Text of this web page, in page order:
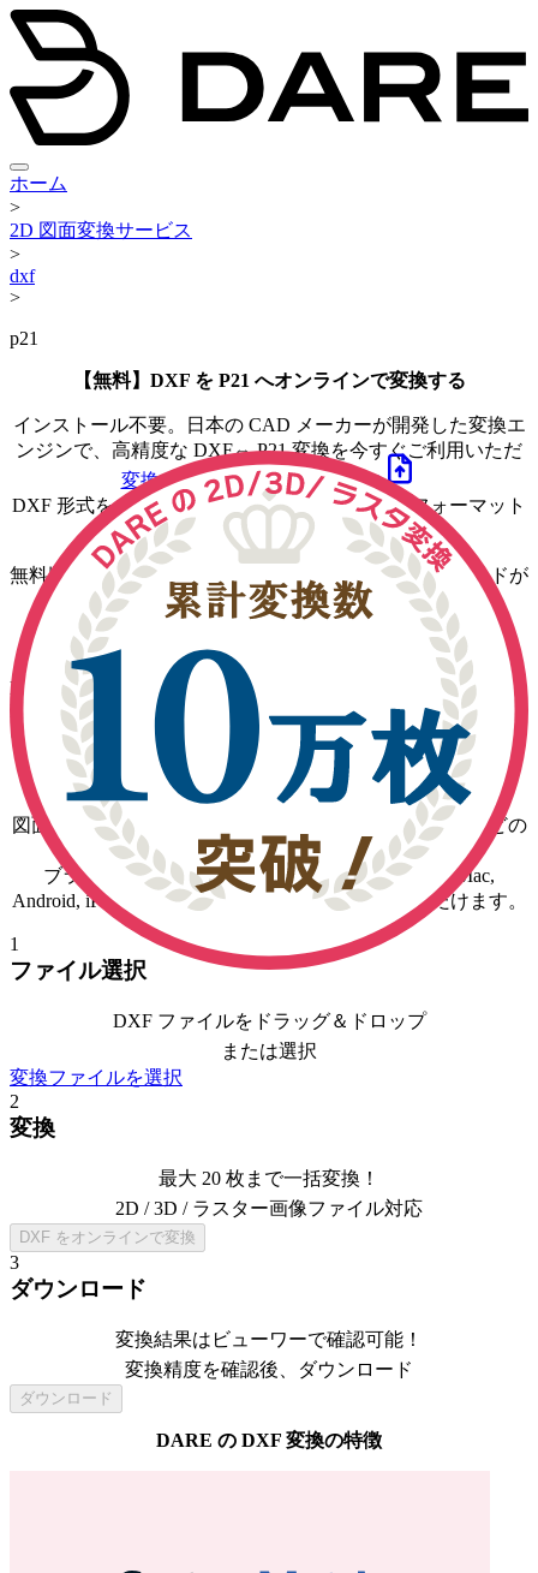
ホーム
>
2D 図面変換サービス
>
dxf
>
p21
【無料】DXF を P21 へオンラインで変換する
インストール不要。日本の CAD メーカーが開発した変換エ
ンジンで、高精度な DXF⇔ P21変換を今すぐご利用いただ
けます。
変換するDXFファイルを選ぶ
DXF 形式を DWG, DXF, JWW, SFC などの主要フォーマット
へ図面変換できます
無料版では変換回数無制限・1日1ファイルのダウンロードが
可能です
CAD 図面変換・図面管理 リニューアルのお知らせ
DARE Plus, DARE Unlimited, DARE 3D Plus, DARE Scanner
Plus をご契約のお客様は、
【DARE ONE】
をご選択くださ
い。
３ステップで DXF を変換する方法
図面変換サービス DARE で DWG, DXF, JWW
などの
主要フォーマットに変換する手順です。
ブラウザ上で変換まで完結するため、 Windows, Mac,
Android, iPhone 等すべてのデバイスでご利用いただけます。
1
ファイル選択
DXF ファイルをドラッグ＆ドロップ
または選択
変換ファイルを選択
2
変換
最大 20 枚まで一括変換！
2D / 3D / ラスター画像ファイル対応
DXF をオンラインで変換
3
ダウンロード
変換結果はビューワーで確認可能！
変換精度を確認後、ダウンロード
ダウンロード
DARE の DXF 変換の特徴